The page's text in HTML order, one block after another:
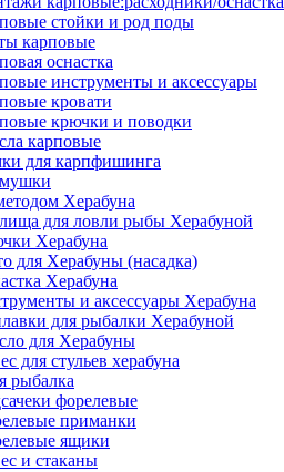
стойки и род поды
карповые
оснастка
инструменты и аксессуары
кровати
крючки и поводки
карповые
для карпфишинга
Херабуна
для ловли рыбы Херабуной
Херабуна
для Херабуны (насадка)
Херабуна
и аксессуары Херабуна
для рыбалки Херабуной
для Херабуны
для стульев херабуна
рыбалка
форелевые
приманки
ящики
и стаканы